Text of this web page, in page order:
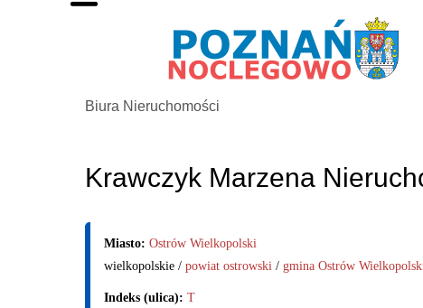
Biura Nieruchomości
Krawczyk Marzena
Miasto: Ostrów Wielkopolski
wielkopolskie / powiat ostrowski / gmina Ostrów
Indeks (ulica): T